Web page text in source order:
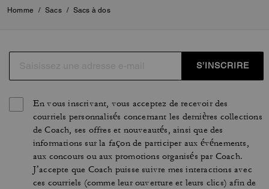
Homme / Sacs / Sacs à dos
S’INSCRIRE
En vous inscrivant, vous acceptez de recevoir des
courriels personnalisés concernant les dernières collections
de Coach, ses offres et nouveautés, ainsi que des
informations sur la façon de participer aux événements,
aux concours ou aux promotions organisés par Coach.
J’accepte que Coach puisse suivre mes interactions avec
ces courriels (comme leur ouverture et leurs clics) afin de